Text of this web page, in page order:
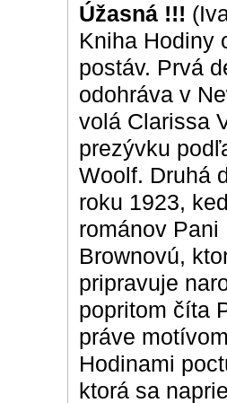
Úžasná !!!
Kniha Hodiny
postáv. Prvá
odohráva v
volá Clarissa
prezývku
Woolf. Druhá
roku 1923,
románov
Brownovú,
pripravuje
popritom číta
práve
Hodinami
ktorá sa